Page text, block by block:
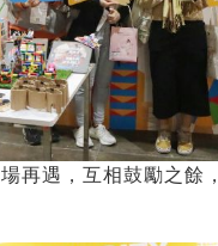
再遇，互相鼓勵之餘